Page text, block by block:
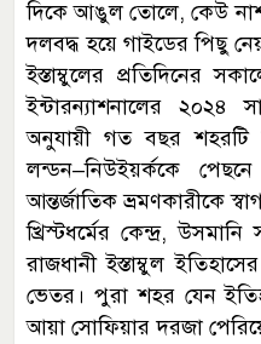
দিকে আঙুল তোলে, কেউ
দলবদ্ধ হয়ে গাইডের পিছু
ইস্তাম্বুলের প্রতিদিনের
ইন্টারন্যাশনালের ২০২৪
অনুযায়ী গত বছর শহরটি
লন্ডন–নিউইয়র্ককে
আন্তর্জাতিক ভ্রমণকারীকে
খ্রিস্টধর্মের কেন্দ্র,
রাজধানী ইস্তাম্বুল
ভেতর। পুরা শহর যেন
আয়া সোফিয়ার দরজা